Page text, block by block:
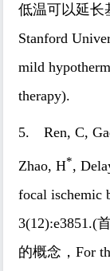
低温可以延长
Stanford
mild
therapy).
5. Ren, C,
Zhao, H*,
focal ischemic
3(12):e3851.(
的概念，For